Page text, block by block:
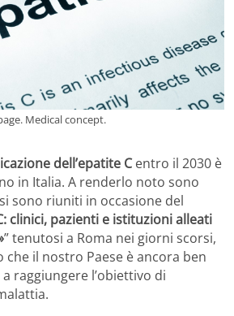
Medical concept.
dell’epatite Centro il 2030 è
in Italia. A renderlo noto sono
sono riuniti in occasione del
clinici, pazienti e istituzioni alleati
” tenutosi a Roma nei giorni scorsi,
che il nostro Paese è ancora ben
raggiungere l’obiettivo di